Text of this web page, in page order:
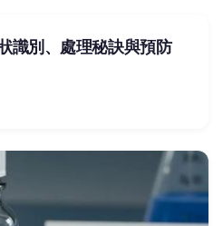
識別、處理秘訣與預防